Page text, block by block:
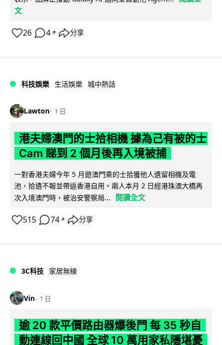
文
26 4 ↗ 分享
科技娛樂 生活娛樂 城中熱話
Lawton 1 日
港夫婦澳門的士拾相機 據為己有被的士
Cam 睇到 2 個月後再入境被捕
一對香港夫婦今年 5 月遊澳門乘的士拾獲他人遺留相機及電
池，拾遺不報並帶返香港自用。兩人本月 2 日經港珠澳大橋再
次入境澳門時，被治安警察局...
閱讀全文
515 74 ↗ 分享
3C科技 家居無線
Vin 1 日
逾 20 款平價路由器爆後門 每 35 秒自
動連線回中國 全球 10 萬用家私隱堪憂